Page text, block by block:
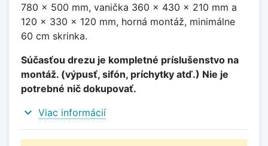
780 x 500 mm, vanička 360 x 430 x 210 mm a
120 x 330 x 120 mm, horná montáž, minimálne
60 cm skrinka.
Súčasťou drezu je kompletné príslušenstvo na
montáž. (výpusť, sifón, príchytky atď.) Nie je
potrebné nič dokupovať.
expand_more Viac informácií